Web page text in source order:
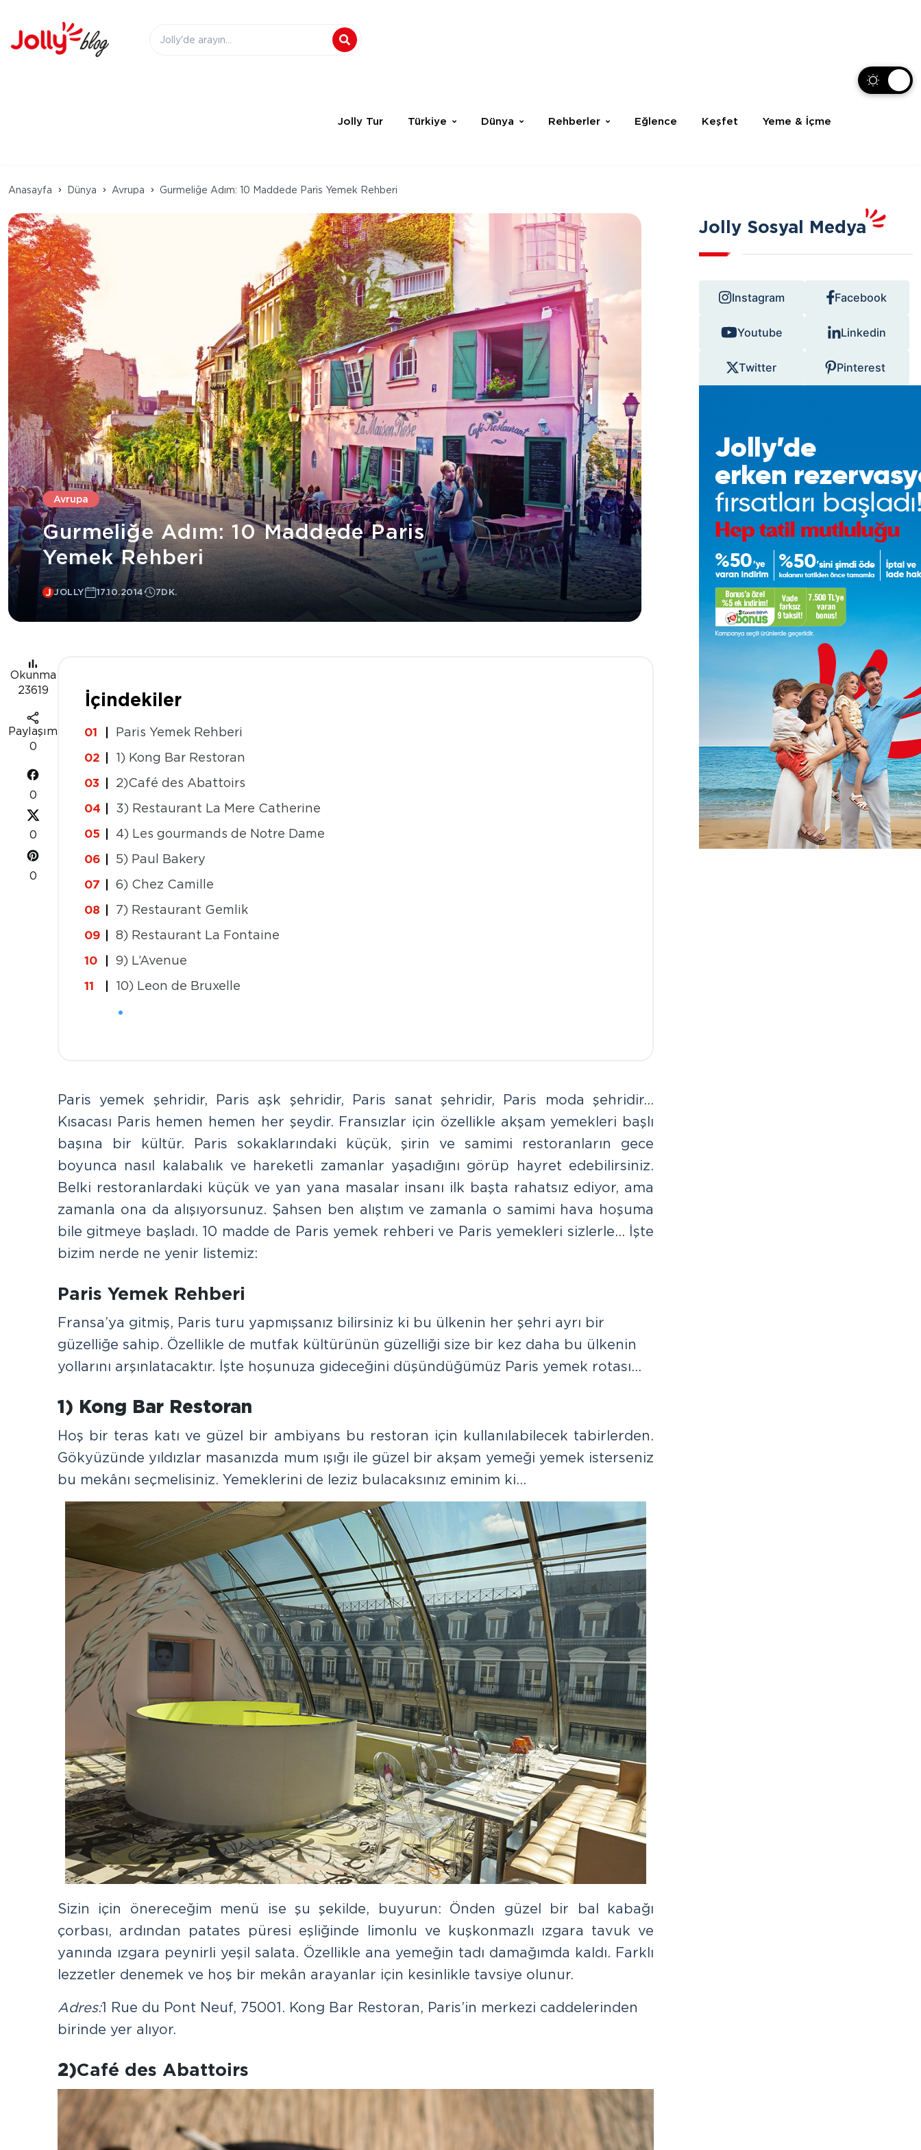
Jolly Tur Türkiye Dünya Rehberler Eğlence Keşfet Yeme & İçme
Anasayfa Dünya Avrupa Gurmeliğe Adım: 10 Maddede Paris Yemek Rehberi
Avrupa
Gurmeliğe Adım: 10 Maddede Paris
Yemek Rehberi
JOLLY 17.10.2014 7DK.
Okunma
23619
Paylaşım
0
0
0
0
İçindekiler
Paris Yemek Rehberi
1) Kong Bar Restoran
2) Café des Abattoirs
3) Restaurant La Mere Catherine
4) Les gourmands de Notre Dame
5) Paul Bakery
6) Chez Camille
7) Restaurant Gemlik
8) Restaurant La Fontaine
9) L’Avenue
10) Leon de Bruxelle
Paris yemek şehridir, Paris aşk şehridir, Paris sanat şehridir, Paris moda şehridir…
Kısacası Paris hemen hemen her şeydir. Fransızlar için özellikle akşam yemekleri başlı
başına bir kültür. Paris sokaklarındaki küçük, şirin ve samimi restoranların gece
boyunca nasıl kalabalık ve hareketli zamanlar yaşadığını görüp hayret edebilirsiniz.
Belki restoranlardaki küçük ve yan yana masalar insanı ilk başta rahatsız ediyor, ama
zamanla ona da alışıyorsunuz. Şahsen ben alıştım ve zamanla o samimi hava hoşuma
bile gitmeye başladı. 10 madde de Paris yemek rehberi ve Paris yemekleri sizlerle… İşte
bizim nerde ne yenir listemiz:
Paris Yemek Rehberi
Fransa’ya gitmiş, Paris turu yapmışsanız bilirsiniz ki bu ülkenin her şehri ayrı bir
güzelliğe sahip. Özellikle de mutfak kültürünün güzelliği size bir kez daha bu ülkenin
yollarını arşınlatacaktır. İşte hoşunuza gideceğini düşündüğümüz Paris yemek rotası…
1) Kong Bar Restoran
Hoş bir teras katı ve güzel bir ambiyans bu restoran için kullanılabilecek tabirlerden.
Gökyüzünde yıldızlar masanızda mum ışığı ile güzel bir akşam yemeği yemek isterseniz
bu mekânı seçmelisiniz. Yemeklerini de leziz bulacaksınız eminim ki…
Sizin için önereceğim menü ise şu şekilde, buyurun: Önden güzel bir bal kabağı
çorbası, ardından patates püresi eşliğinde limonlu ve kuşkonmazlı ızgara tavuk ve
yanında ızgara peynirli yeşil salata. Özellikle ana yemeğin tadı damağımda kaldı. Farklı
lezzetler denemek ve hoş bir mekân arayanlar için kesinlikle tavsiye olunur.
Adres:1 Rue du Pont Neuf, 75001. Kong Bar Restoran, Paris’in merkezi caddelerinden
birinde yer alıyor.
2)Café des Abattoirs
Jolly Sosyal Medya
Instagram Facebook
Youtube Linkedin
Twitter Pinterest